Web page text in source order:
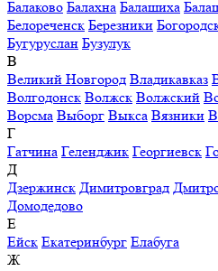
Балаково Балахна Балашиха
Белореченск Березники
Бугуруслан Бузулук
В
Великий Новгород Владикавказ
Волгодонск Волжск Волжский
Ворсма Выборг Выкса Вязники
Г
Гатчина Геленджик Георгиевск
Д
Дзержинск Димитровград
Домодедово
Е
Ейск Екатеринбург Елабуга
Ж